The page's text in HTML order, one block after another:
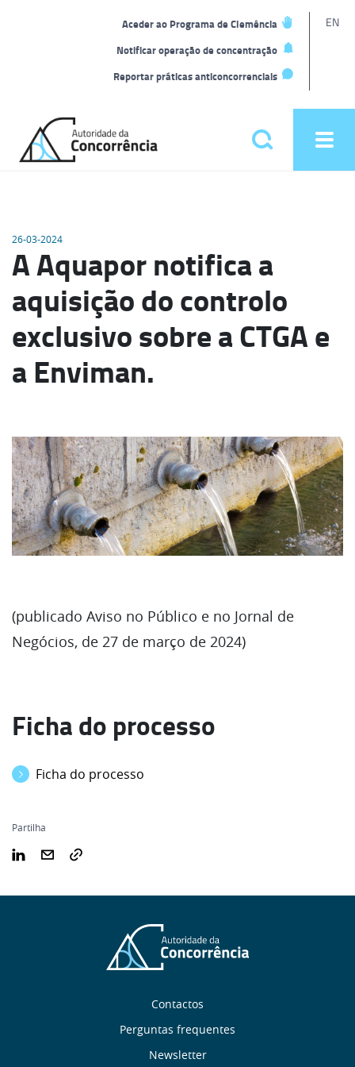
Aceder ao Programa de Clemência
Notificar operação de concentração
Reportar práticas anticoncorrenciais
EN
home
Pesquisar
26-03-2024
A Aquapor notifica a
aquisição do controlo
exclusivo sobre a CTGA e
a Enviman.
(publicado Aviso no Público e no Jornal de
Negócios, de 27 de março de 2024)
Ficha do processo
Ficha do processo
Partilha
Contactos
Perguntas frequentes
Newsletter